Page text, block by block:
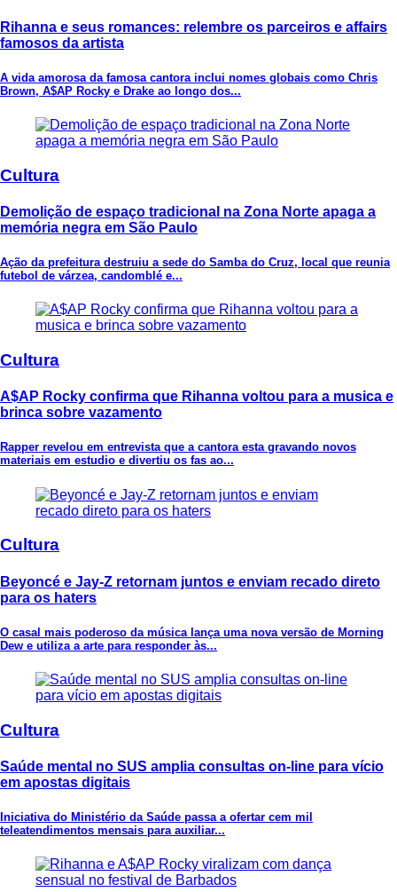
Rihanna e seus romances: relembre os parceiros e affairs
famosos da artista
A vida amorosa da famosa cantora inclui nomes globais como Chris
Brown, A$AP Rocky e Drake ao longo dos...
Cultura
Demolição de espaço tradicional na Zona Norte apaga a
memória negra em São Paulo
Ação da prefeitura destruiu a sede do Samba do Cruz, local que reunia
futebol de várzea, candomblé e...
Cultura
A$AP Rocky confirma que Rihanna voltou para a musica e
brinca sobre vazamento
Rapper revelou em entrevista que a cantora esta gravando novos
materiais em estudio e divertiu os fas ao...
Cultura
Beyoncé e Jay-Z retornam juntos e enviam recado direto
para os haters
O casal mais poderoso da música lança uma nova versão de Morning
Dew e utiliza a arte para responder às...
Cultura
Saúde mental no SUS amplia consultas on-line para vício
em apostas digitais
Iniciativa do Ministério da Saúde passa a ofertar cem mil
teleatendimentos mensais para auxiliar...